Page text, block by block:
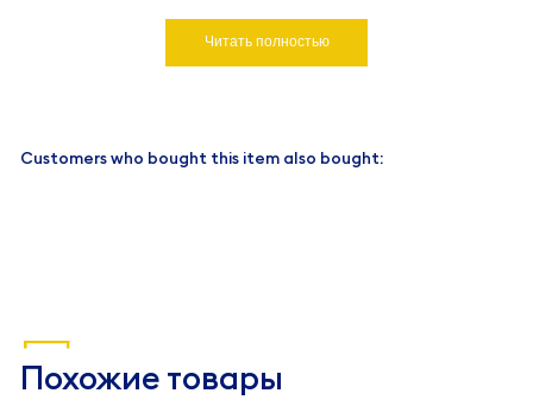
Читать полностью
Customers who bought this item also bought:
Похожие товары